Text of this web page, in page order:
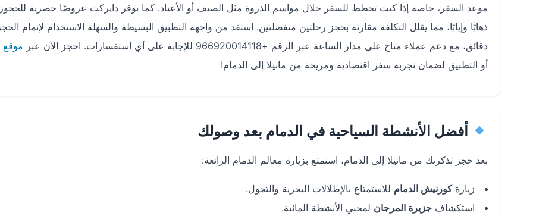
موعد السفر، خاصة إذا كنت تخطط للسفر خلال مواسم الذروة مثل الصيف أو الأعياد. كما يوفر دايركت عروضًا حصرية
ذهابًا وإيابًا، مما يقلل التكلفة مقارنة بحجز رحلتين منفصلتين. استفد من واجهة التطبيق البسيطة والسهلة الاستخدام لإتمام
دقائق، مع دعم عملاء متاح على مدار الساعة عبر الرقم +966920014118 للإجابة على أي استفسارات. احجز الآن عبر
موقع
أو التطبيق لضمان تجربة سفر اقتصادية ومريحة من مانيلا إلى الدمام!
أفضل الأنشطة السياحية في الدمام بعد وصولك
بعد حجز تذكرتك من مانيلا إلى الدمام، استمتع بزيارة معالم الدمام الرائعة:
زيارةكورنيش الدمام للاستمتاع بالإطلالات البحرية والتجول.
استكشاف جزيرة المرجان لمحبي الأنشطة المائية.